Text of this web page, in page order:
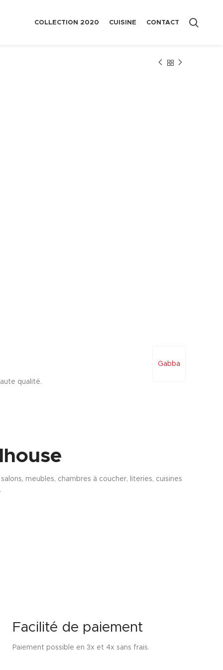
COLLECTION 2020 CUISINE CONTACT
Gabba
qualité.
meubles, chambres à coucher, literies, cuisines
Facilité de paiement
Paiement possible en 3x et 4x sans frais.